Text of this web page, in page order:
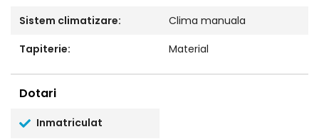
Sistem climatizare:
Clima manuala
Tapiterie:
Material
Dotari
Inmatriculat